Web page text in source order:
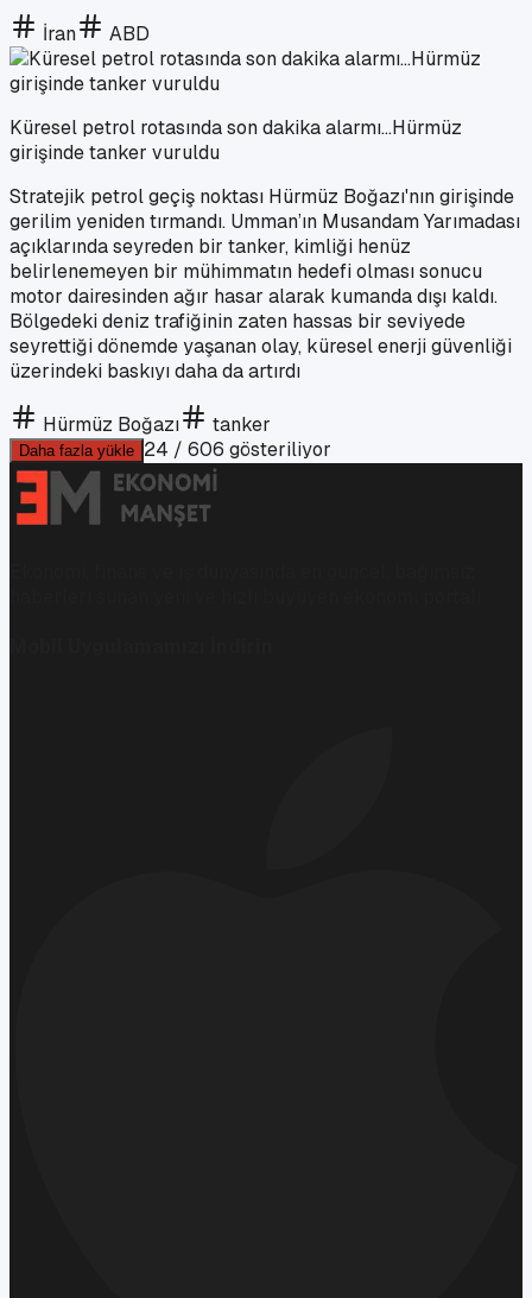
İran ABD
Küresel petrol rotasında son dakika alarmı...Hürmüz
girişinde tanker vuruldu
Stratejik petrol geçiş noktası Hürmüz Boğazı'nın girişinde
gerilim yeniden tırmandı. Umman’ın Musandam Yarımadası
açıklarında seyreden bir tanker, kimliği henüz
belirlenemeyen bir mühimmatın hedefi olması sonucu
motor dairesinden ağır hasar alarak kumanda dışı kaldı.
Bölgedeki deniz trafiğinin zaten hassas bir seviyede
seyrettiği dönemde yaşanan olay, küresel enerji güvenliği
üzerindeki baskıyı daha da artırdı
Hürmüz Boğazı tanker
Daha fazla yükle 24 / 606 gösteriliyor